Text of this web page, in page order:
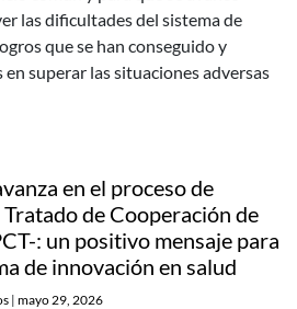
las dificultades del sistema de
que se han conseguido y
superar las situaciones adversas
en el proceso de
de Cooperación de
: un positivo mensaje para
de innovación en salud
| mayo 29, 2026